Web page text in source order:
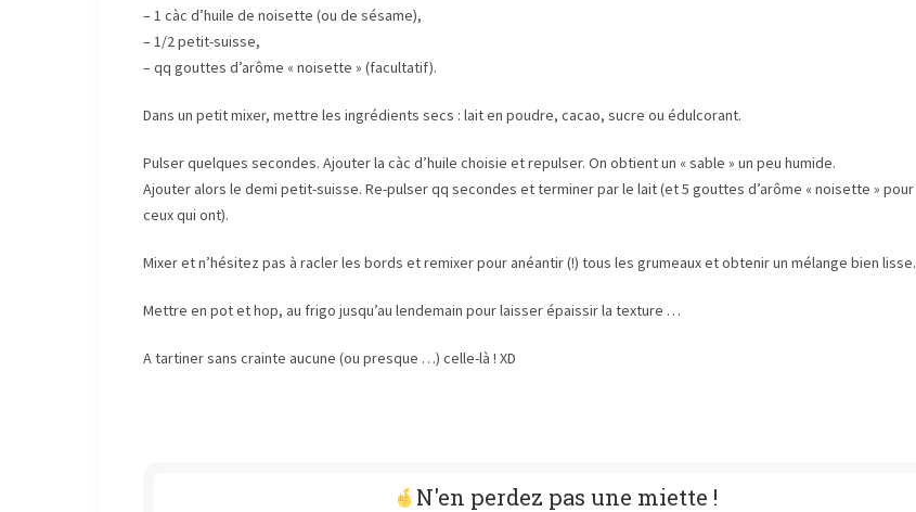
– 1 càc d’huile de noisette (ou de sésame),
– 1/2 petit-suisse,
– qq gouttes d’arôme « noisette » (facultatif).
Dans un petit mixer, mettre les ingrédients secs : lait en poudre, cacao, sucre ou édulcorant.
Pulser quelques secondes. Ajouter la càc d’huile choisie et repulser. On obtient un « sable » un peu humide.
Ajouter alors le demi petit-suisse. Re-pulser qq secondes et terminer par le lait (et 5 gouttes d’arôme « noisette » pour
ceux qui ont).
Mixer et n’hésitez pas à racler les bords et remixer pour anéantir (!) tous les grumeaux et obtenir un mélange bien lisse.
Mettre en pot et hop, au frigo jusqu’au lendemain pour laisser épaissir la texture …
A tartiner sans crainte aucune (ou presque …) celle-là ! XD
N'en perdez pas une miette !